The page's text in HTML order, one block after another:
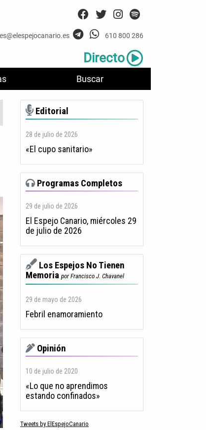
Buscar
610 800 286
Directo
Editorial
28 de julio de 2026
«El cupo sanitario»
Programas Completos
29 de julio de 2026
El Espejo Canario, miércoles 29
de julio de 2026
Los Espejos No Tienen
Memoria por Francisco J. Chavanel
29 de mayo de 2026
Febril enamoramiento
Opinión
10 de julio de 2020
«Lo que no aprendimos
estando confinados»
Tweets by ElEspejoCanario